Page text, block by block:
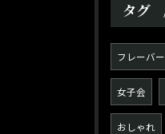
タグ
フレーバー
女子会
おしゃれ